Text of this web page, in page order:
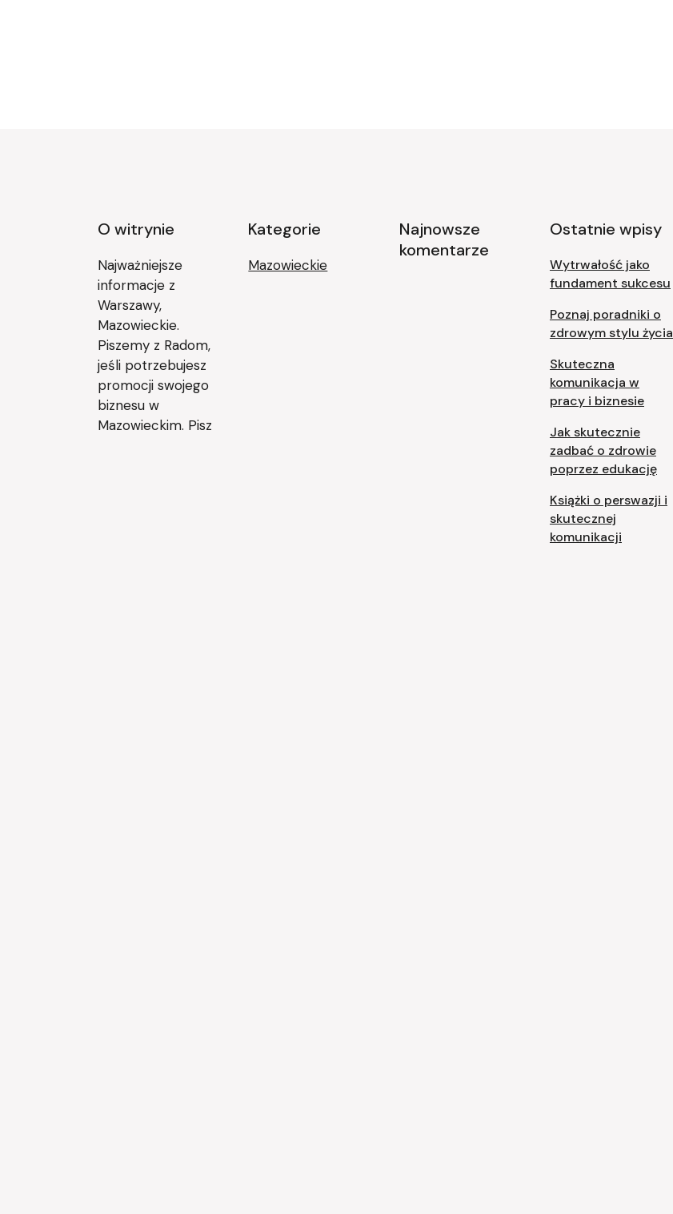
O witrynie
Najważniejsze
informacje z
Warszawy,
Mazowieckie.
Piszemy z Radom,
jeśli potrzebujesz
promocji swojego
biznesu w
Mazowieckim. Pisz
Kategorie
Mazowieckie
Najnowsze
komentarze
Ostatnie wpisy
Wytrwałość jako
fundament sukcesu
Poznaj poradniki o
zdrowym stylu życia
Skuteczna
komunikacja w
pracy i biznesie
Jak skutecznie
zadbać o zdrowie
poprzez edukację
Książki o perswazji i
skutecznej
komunikacji